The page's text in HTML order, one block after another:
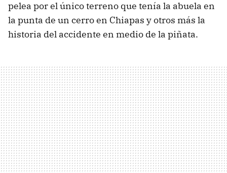
pelea por el único terreno que tenía la abuela en
la punta de un cerro en Chiapas y otros más la
historia del accidente en medio de la piñata.